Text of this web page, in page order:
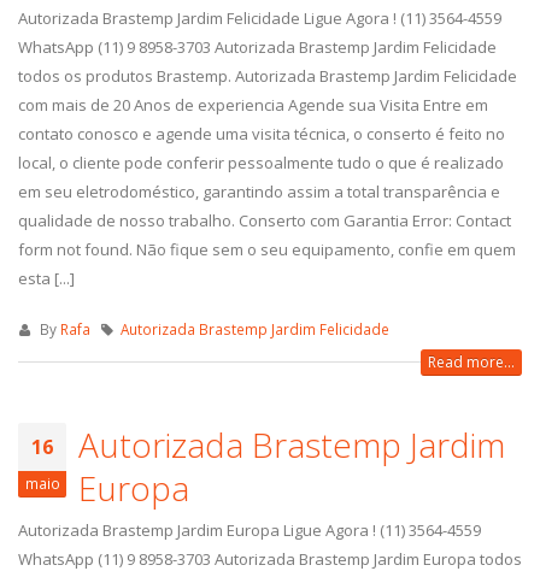
Autorizada Brastemp Jardim Felicidade Ligue Agora ! (11) 3564-4559
WhatsApp (11) 9 8958-3703 Autorizada Brastemp Jardim Felicidade
todos os produtos Brastemp. Autorizada Brastemp Jardim Felicidade
com mais de 20 Anos de experiencia Agende sua Visita Entre em
contato conosco e agende uma visita técnica, o conserto é feito no
local, o cliente pode conferir pessoalmente tudo o que é realizado
em seu eletrodoméstico, garantindo assim a total transparência e
qualidade de nosso trabalho. Conserto com Garantia Error: Contact
form not found. Não fique sem o seu equipamento, confie em quem
esta [...]
By Rafa Autorizada Brastemp Jardim Felicidade
Read more...
16
maio
Autorizada Brastemp Jardim
Europa
Autorizada Brastemp Jardim Europa Ligue Agora ! (11) 3564-4559
WhatsApp (11) 9 8958-3703 Autorizada Brastemp Jardim Europa todos